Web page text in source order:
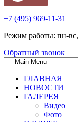
+7 (495) 969-11-31
Режим работы: пн-вс,
Обратный звонок
ГЛАВНАЯ
НОВОСТИ
ГАЛЕРЕЯ
Видео
Фото